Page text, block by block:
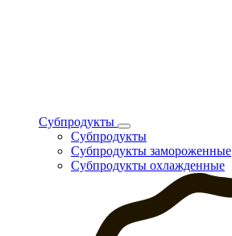
Субпродукты
Субпродукты
Субпродукты замороженные
Субпродукты охлажденные